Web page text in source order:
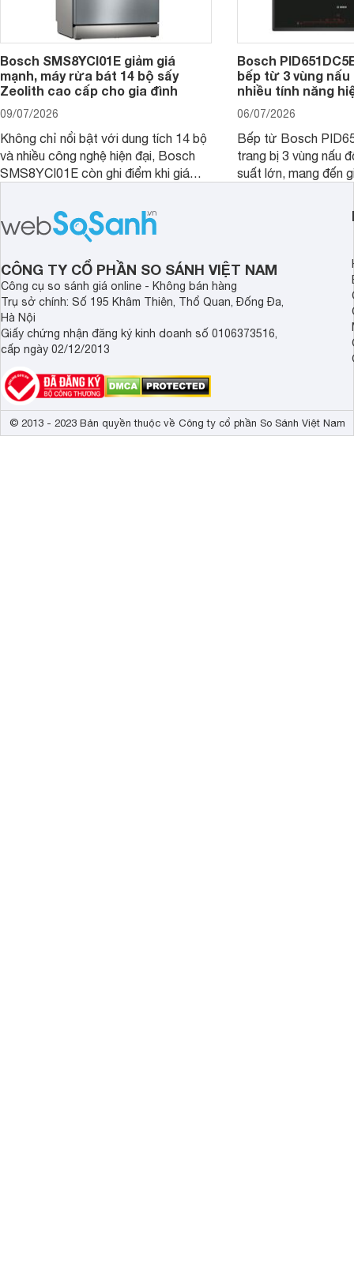
Bosch SMS8YCI01E giảm giá
mạnh, máy rửa bát 14 bộ sấy
Zeolith cao cấp cho gia đình
09/07/2026
Không chỉ nổi bật với dung tích 14 bộ
và nhiều công nghệ hiện đại, Bosch
SMS8YCI01E còn ghi điểm khi giá
thời điểm mới mở bán, mang lại tỷ lệ
giá trị/chi phí hấp dẫn hơn cho người
dùng đang tìm kiếm một mẫu máy rửa
bát cao cấp.
Bosch
bếp từ 3 vùng
nhiều tính năng
06/07/2026
Bếp từ Bosch
trang bị 3 vùng nấu
suất lớn, mang đến
CÔNG TY CỔ PHẦN SO SÁNH VIỆT NAM
Công cụ so sánh giá online - Không bán hàng
Trụ sở chính: Số 195 Khâm Thiên, Thổ Quan, Đống Đa,
Hà Nội
Giấy chứng nhận đăng ký kinh doanh số 0106373516,
cấp ngày 02/12/2013
© 2013 - 2023 Bản quyền thuộc về Công ty cổ phần So Sánh Việt Nam